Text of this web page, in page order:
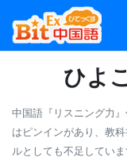
ひよ
中国語『リスニング力
はピンインがあり、教
ルとしても不足してい